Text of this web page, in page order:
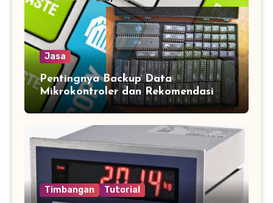
Jasa
Pentingnya Backup Data
Mikrokontroler dan Rekomendasi
Jasa Copy IC Terpercaya
Timbangan Tutorial